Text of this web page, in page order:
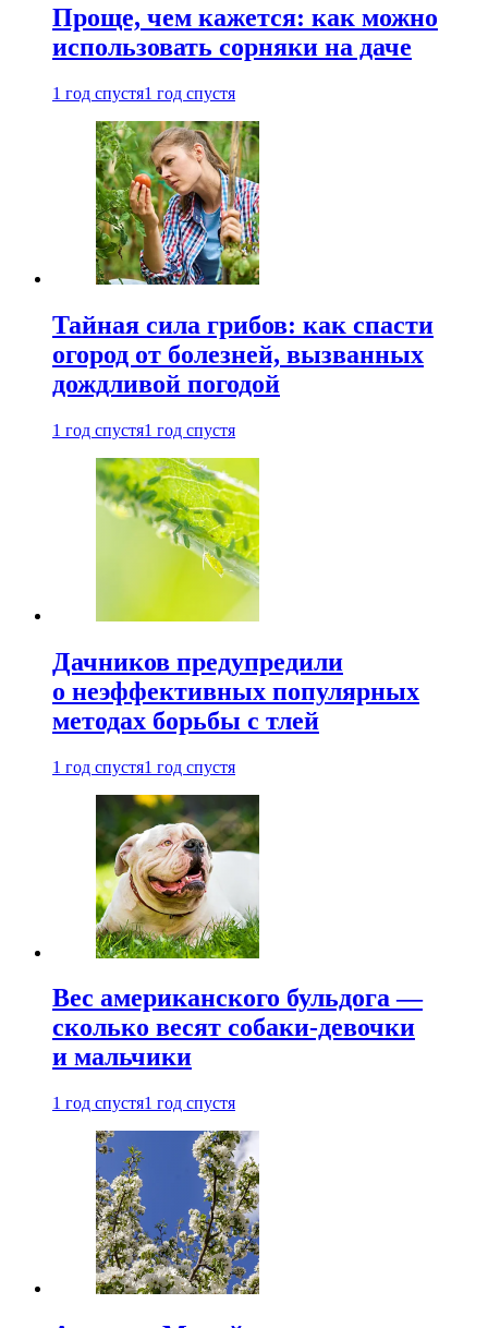
Проще, чем кажется: как можно
использовать сорняки на даче
1 год спустя1 год спустя
Тайная сила грибов: как спасти
огород от болезней, вызванных
дождливой погодой
1 год спустя1 год спустя
Дачников предупредили
о неэффективных популярных
методах борьбы с тлей
1 год спустя1 год спустя
Вес американского бульдога —
сколько весят собаки-девочки
и мальчики
1 год спустя1 год спустя